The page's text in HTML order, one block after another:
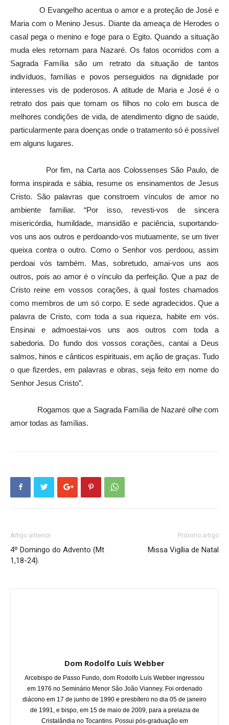
O Evangelho acentua o amor e a proteção de José e
Maria com o Menino Jesus. Diante da ameaça de Herodes o
casal pega o menino e foge para o Egito. Quando a situação
muda eles retornam para Nazaré. Os fatos ocorridos com a
Sagrada Família são um retrato da situação de tantos
indivíduos, famílias e povos perseguidos na dignidade por
interesses vis de poderosos. A atitude de Maria e José é o
retrato dos pais que tomam os filhos no colo em busca de
melhores condições de vida, de atendimento digno de saúde,
particularmente para doenças onde o tratamento só é possível
em alguns lugares.
Por fim, na Carta aos Colossenses São Paulo, de
forma inspirada e sábia, resume os ensinamentos de Jesus
Cristo. São palavras que constroem vínculos de amor no
ambiente familiar. “Por isso, revesti-vos de sincera
misericórdia, humildade, mansidão e paciência, suportando-
vos uns aos outros e perdoando-vos mutuamente, se um tiver
queixa contra o outro. Como o Senhor vos perdoou, assim
perdoai vós também. Mas, sobretudo, amai-vos uns aos
outros, pois ao amor é o vínculo da perfeição. Que a paz de
Cristo reine em vossos corações, à qual fostes chamados
como membros de um só corpo. E sede agradecidos. Que a
palavra de Cristo, com toda a sua riqueza, habite em vós.
Ensinai e admoestai-vos uns aos outros com toda a
sabedoria. Do fundo dos vossos corações, cantai a Deus
salmos, hinos e cânticos espirituais, em ação de graças. Tudo
o que fizerdes, em palavras e obras, seja feito em nome do
Senhor Jesus Cristo”.
Rogamos que a Sagrada Família de Nazaré olhe com
amor todas as famílias.
Artigo anterior
4º Domingo do Advento (Mt
1,18-24).
Próximo artigo
Missa Vigília de Natal
Dom Rodolfo Luís Webber
Arcebispo de Passo Fundo, dom Rodolfo Luís Webber ingressou
em 1976 no Seminário Menor São João Vianney. Foi ordenado
diácono em 17 de junho de 1990 e presbítero no dia 05 de janeiro
de 1991, e bispo, em 15 de maio de 2009, para a prelazia de
Cristalândia no Tocantins. Possui pós-graduação em